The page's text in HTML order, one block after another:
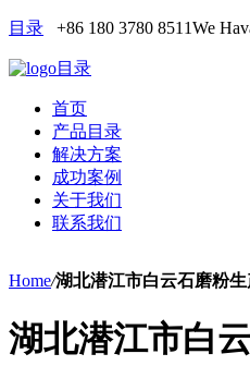
目录 +86 180 3780 8511We
目录
首页
产品目录
解决方案
成功案例
关于我们
联系我们
Home/湖北潜江市白云石磨粉
湖北潜江市白